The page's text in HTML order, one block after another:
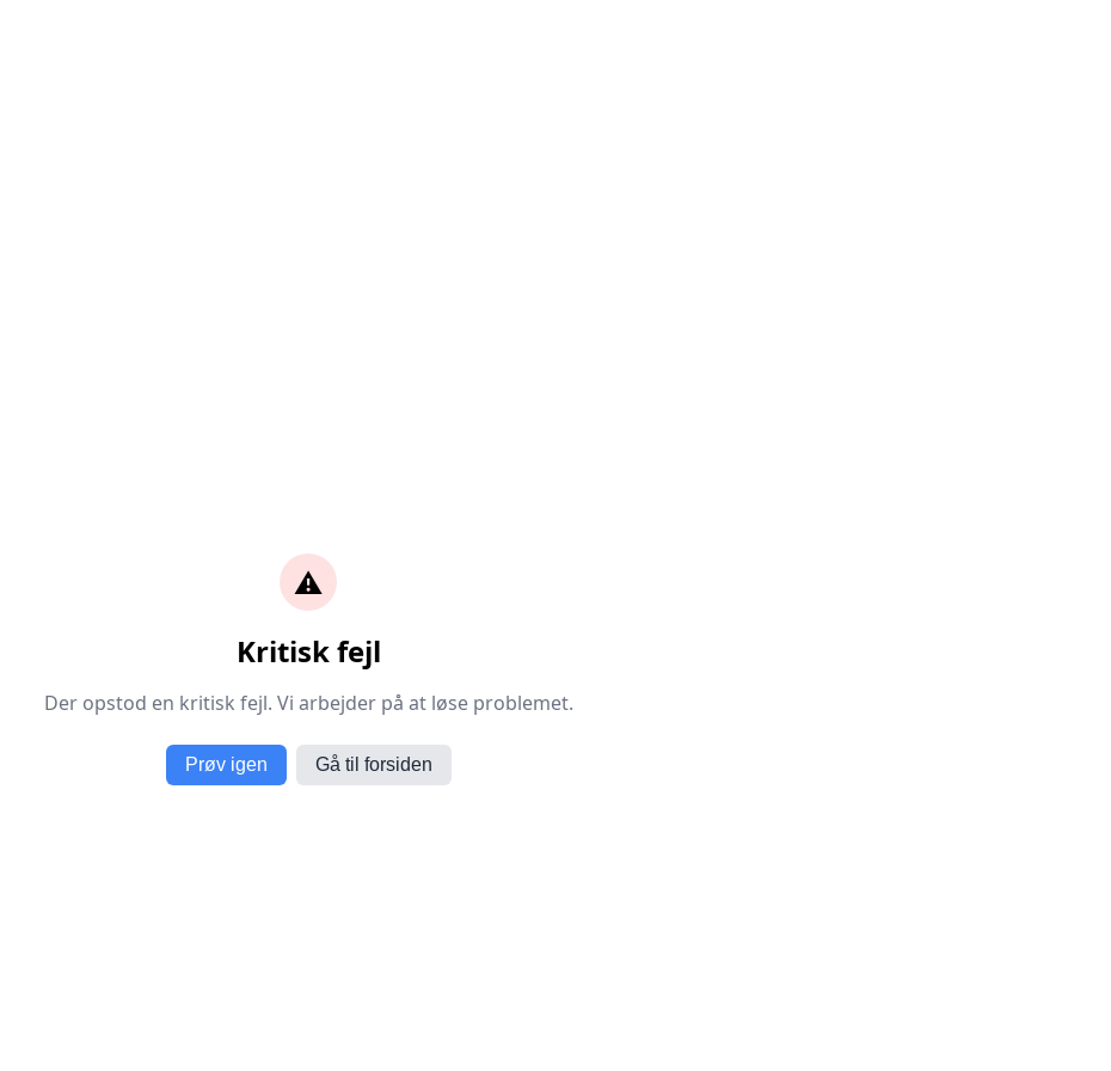
⚠️
Kritisk fejl
Der opstod en kritisk fejl. Vi arbejder på at løse problemet.
Prøv igen Gå til forsiden